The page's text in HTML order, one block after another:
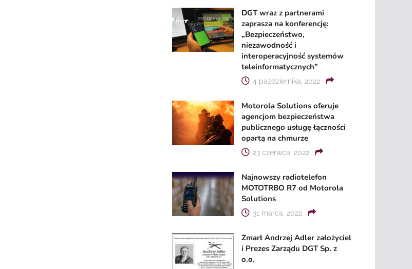
DGT wraz z partnerami
zaprasza na konferencję:
„Bezpieczeństwo,
niezawodność i
interoperacyjność systemów
teleinformatycznych”
4 października, 2022
Motorola Solutions oferuje
agencjom bezpieczeństwa
publicznego usługę łączności
opartą na chmurze
23 czerwca, 2022
Najnowszy radiotelefon
MOTOTRBO R7 od Motorola
Solutions
31 marca, 2022
Zmarł Andrzej Adler założyciel
i Prezes Zarządu DGT Sp. z
o.o.